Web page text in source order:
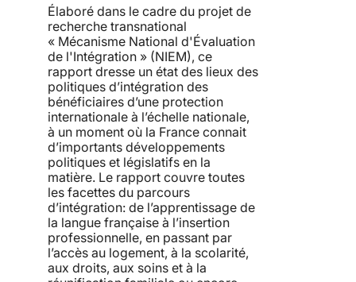
Élaboré dans le cadre du projet de
recherche transnational
« Mécanisme National d'Évaluation
de l'Intégration » (NIEM), ce
rapport dresse un état des lieux des
politiques d’intégration des
bénéficiaires d’une protection
internationale à l’échelle nationale,
à un moment où la France connait
d’importants développements
politiques et législatifs en la
matière. Le rapport couvre toutes
les facettes du parcours
d’intégration: de l’apprentissage de
la langue française à l’insertion
professionnelle, en passant par
l’accès au logement, à la scolarité,
aux droits, aux soins et à la